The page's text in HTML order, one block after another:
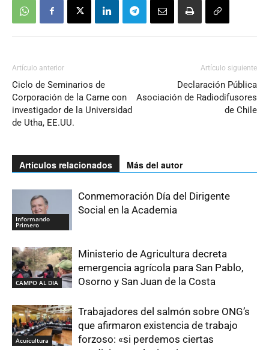
Artículo anterior
Ciclo de Seminarios de
Corporación de la Carne con
investigador de la Universidad
de Utha, EE.UU.
Artículo siguiente
Declaración Pública
Asociación de Radiodifusores
de Chile
Artículos relacionados Más del autor
Informando
Primero
Conmemoración Día del Dirigente
Social en la Academia
CAMPO AL DIA
Ministerio de Agricultura decreta
emergencia agrícola para San Pablo,
Osorno y San Juan de la Costa
Acuicultura
Trabajadores del salmón sobre ONG’s
que afirmaron existencia de trabajo
forzoso: «si perdemos ciertas